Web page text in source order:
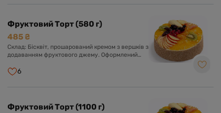
Фруктовий Торт (580 г)
485 ₴
Склад: Бісквіт, прошарований кремом з вершків з
додаванням фруктового джему. Оформлений
прозорому желе.
6
Фруктовий Торт (1100 г)